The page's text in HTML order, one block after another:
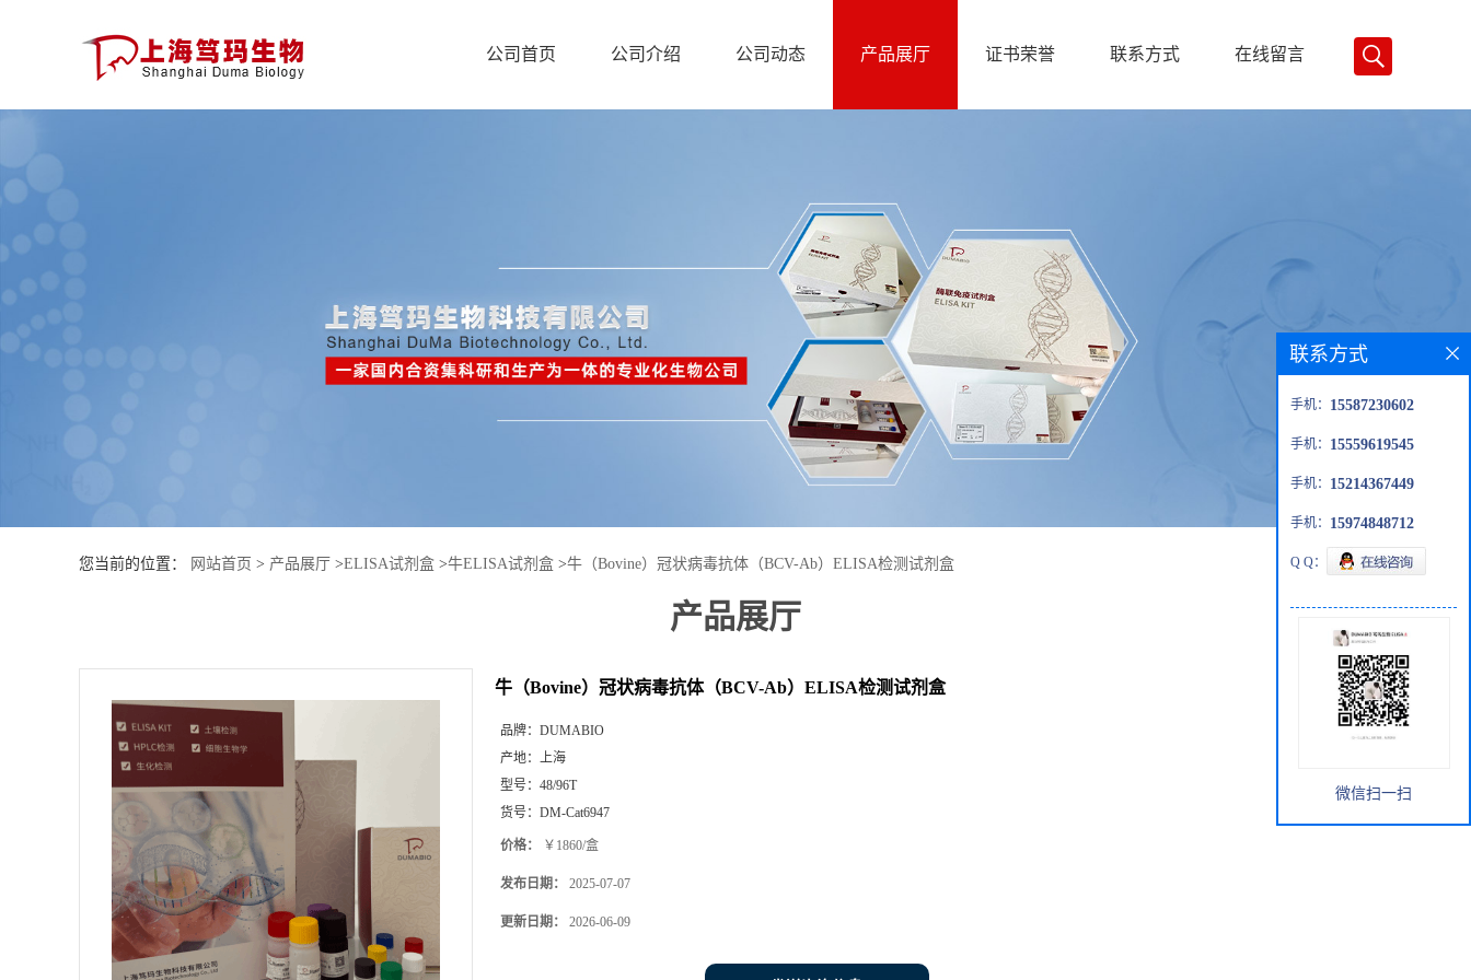
首
公司首页 公司介绍 公司动态 产品展厅 证书荣誉 联系方式 在线留言
您当前的位置： 网站首页 > 产品展厅 >ELISA试剂盒 >牛ELISA试剂盒 >牛（Bovine）冠状病毒抗体（BCV-Ab）ELISA检测试剂盒
产品展厅
牛（Bovine）冠状病毒抗体（BCV-Ab）ELISA检测试剂盒
品牌： DUMABIO
产地：
上海
型号： 48/96T
货号： DM-Cat6947
价格： ￥1860/盒
发布日期： 2025-07-07
更新日期： 2026-06-09
联系方式
手机： 15587230602
手机： 15559619545
手机： 15214367449
手机： 15974848712
Q Q：
微信扫一扫